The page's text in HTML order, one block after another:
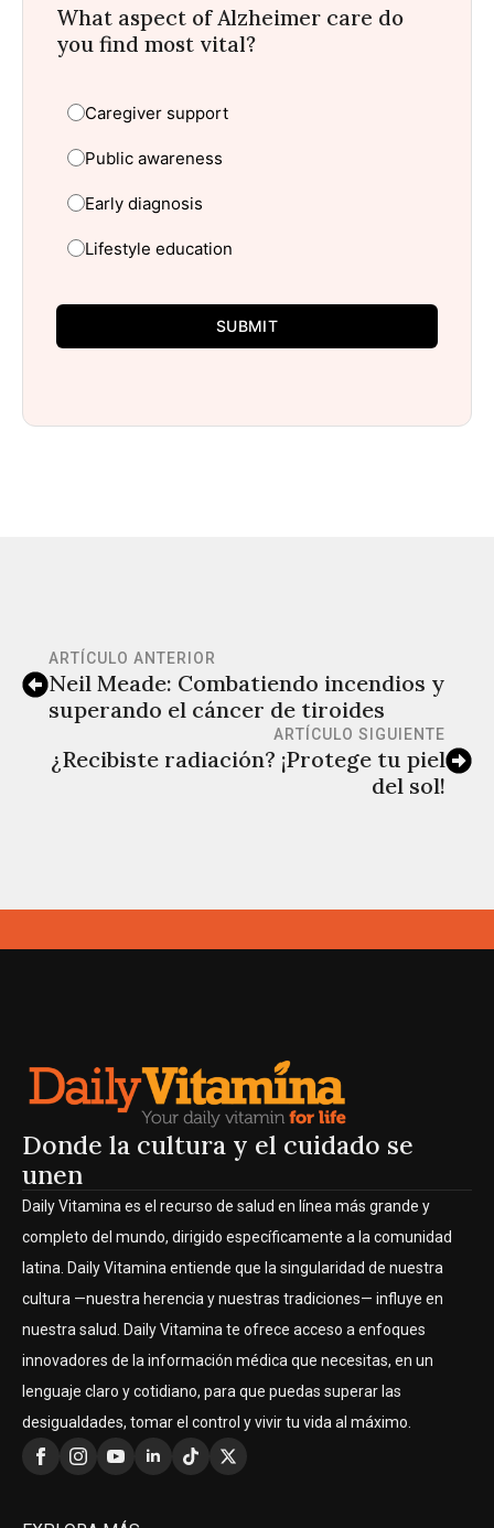
What aspect of Alzheimer care do
you find most vital?
Caregiver support
Public awareness
Early diagnosis
Lifestyle education
SUBMIT
ARTÍCULO ANTERIOR
Neil Meade: Combatiendo incendios y
superando el cáncer de tiroides
ARTÍCULO SIGUIENTE
¿Recibiste radiación? ¡Protege tu piel
del sol!
Donde la cultura y el cuidado se
unen
Daily Vitamina es el recurso de salud en línea más grande y
completo del mundo, dirigido específicamente a la comunidad
latina. Daily Vitamina entiende que la singularidad de nuestra
cultura —nuestra herencia y nuestras tradiciones— influye en
nuestra salud. Daily Vitamina te ofrece acceso a enfoques
innovadores de la información médica que necesitas, en un
lenguaje claro y cotidiano, para que puedas superar las
desigualdades, tomar el control y vivir tu vida al máximo.